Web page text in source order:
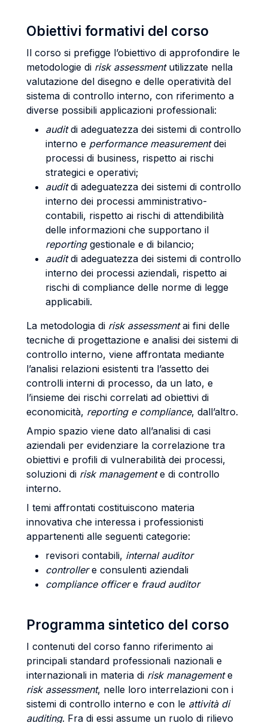
Obiettivi formativi del corso
Il corso si prefigge l’obiettivo di approfondire le
metodologie di risk assessmentutilizzate nella
valutazione del disegno e delle operatività del
sistema di controllo interno, con riferimento a
diverse possibili applicazioni professionali:
auditdi adeguatezza dei sistemi di controllo
interno e performance measurementdei
processi di business, rispetto ai rischi
strategici e operativi;
auditdi adeguatezza dei sistemi di controllo
interno dei processi amministrativo-
contabili, rispetto ai rischi di attendibilità
delle informazioni che supportano il
reportinggestionale e di bilancio;
auditdi adeguatezza dei sistemi di controllo
interno dei processi aziendali, rispetto ai
rischi di compliance delle norme di legge
applicabili.
La metodologia di risk assessmentai fini delle
tecniche di progettazione e analisi dei sistemi di
controllo interno, viene affrontata mediante
l’analisi relazioni esistenti tra l’assetto dei
controlli interni di processo, da un lato, e
l’insieme dei rischi correlati ad obiettivi di
economicità, reporting e compliance, dall’altro.
Ampio spazio viene dato all’analisi di casi
aziendali per evidenziare la correlazione tra
obiettivi e profili di vulnerabilità dei processi,
soluzioni di risk managemente di controllo
interno.
I temi affrontati costituiscono materia
innovativa che interessa i professionisti
appartenenti alle seguenti categorie:
revisori contabili, internal auditor
controllere consulenti aziendali
compliance officere fraud auditor
Programma sintetico del corso
I contenuti del corso fanno riferimento ai
principali standard professionali nazionali e
internazionali in materia di risk managemente
risk assessment, nelle loro interrelazioni con i
sistemi di controllo interno e con le attività di
auditing. Fra di essi assume un ruolo di rilievo